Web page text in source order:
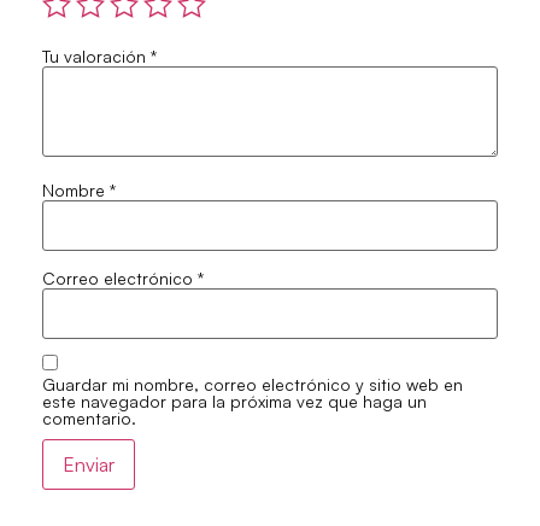
Tu valoración *
Nombre *
Correo electrónico *
Guardar mi nombre, correo electrónico y sitio web en
este navegador para la próxima vez que haga un
comentario.